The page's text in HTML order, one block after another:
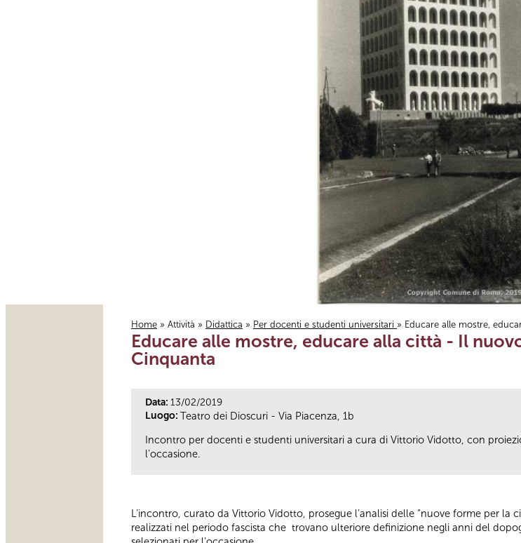
Tu sei qui
Home » Attività » Didattica » Per docenti e studenti universitari » Educare alle mostre,
Educare alle mostre, educare alla città - Il
Cinquanta
Data: 13/02/2019
Luogo: Teatro dei Dioscuri - Via Piacenza, 1b
Incontro per docenti e studenti universitari a cura di Vittorio Vidotto, con
l’occasione.
L’incontro, curato da Vittorio Vidotto, prosegue l’analisi delle “nuove forme per
realizzati nel periodo fascista che trovano ulteriore definizione negli anni del